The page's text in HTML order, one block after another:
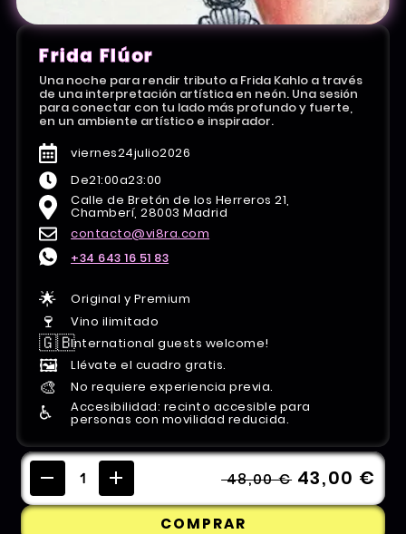
Frida Flúor
Una noche para rendir tributo a Frida Kahlo a través
de una interpretación artística en neón. Una sesión
para conectar con tu lado más profundo y fuerte,
en un ambiente artístico e inspirador.
viernes24julio2026
De21:00a23:00
Calle de Bretón de los Herreros 21,
Chamberí, 28003 Madrid
contacto@vi8ra.com
+34 643 16 51 83
🌟 Original y Premium
🍷 Vino ilimitado
🇬🇧International guests welcome!
🖼️ Llévate el cuadro gratis.
🎨 No requiere experiencia previa.
♿️ Accesibilidad: recinto accesible para
personas con movilidad reducida.
48,00 € 43,00 €
COMPRAR